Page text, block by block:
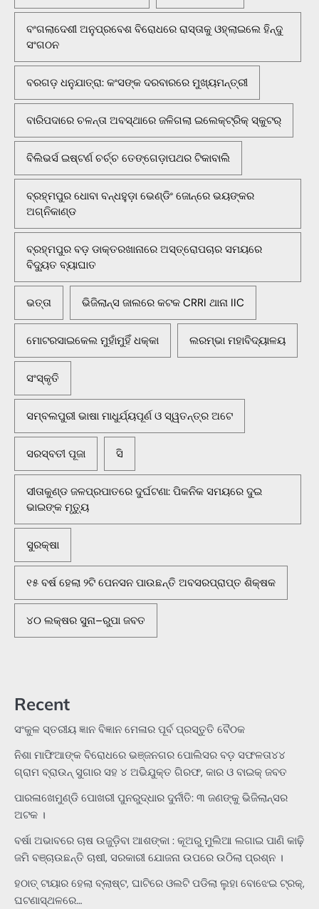
ବଂଗଲାଦେଶୀ ଅନୁପ୍ରବେଶ ବିରୋଧରେ ରାସ୍ତାକୁ ଓହ୍ଲାଇଲେ ହିନ୍ଦୁ
ସଂଗଠନ
ବରଗଡ଼ ଧନୁଯାତ୍ରା: କଂସଙ୍କ ଦରବାରରେ ମୁଖ୍ୟମନ୍ତ୍ରୀ
ବାରିପଦାରେ ଚଳନ୍ତା ଅବସ୍ଥାରେ ଜଳିଗଲା ଇଲେକ୍ଟ୍ରିକ୍ ସ୍କୁଟର୍
ବିଲିଭର୍ସ ଇଷ୍ଟର୍ଣ ଚର୍ଚ୍ଚ ତେଙ୍ଗେଡ଼ାପଥର ଟିକାବାଲି
ବ୍ରହ୍ମପୁର ଧୋବା ବନ୍ଧହୁଡ଼ା ଭେଣ୍ଡିଂ ଜୋନ୍‌ରେ ଭୟଙ୍କର
ଅଗ୍ନିକାଣ୍ଡ
ବ୍ରହ୍ମପୁର ବଡ଼ ଡାକ୍ତରଖାନାରେ ଅସ୍ତ୍ରୋପଚାର ସମୟରେ
ବିଦ୍ୟୁତ ବ୍ୟାଘାତ
ଭତ୍ତା ଭିଜିଲାନ୍ସ ଜାଲରେ କଟକ CRRI ଥାନା IIC
ମୋଟରସାଇକେଲ ମୁହାଁମୁହିଁ ଧକ୍କା ଲରମ୍ଭା ମହାବିଦ୍ୟାଳୟ
ସଂସ୍କୃତି
ସମ୍ବଲପୁରୀ ଭାଷା ମାଧୁର୍ଯ୍ୟପୂର୍ଣ ଓ ସ୍ୱତନ୍ତ୍ର ଅଟେ
ସରସ୍ବତୀ ପୂଜା ସି
ସୀତାକୁଣ୍ଡ ଜଳପ୍ରପାତରେ ଦୁର୍ଘଟଣା: ପିକନିକ ସମୟରେ ଦୁଇ
ଭାଇଙ୍କ ମୃତ୍ୟୁ
ସୁରକ୍ଷା
୧୫ ବର୍ଷ ହେଲା ୨ଟି ପେନସନ ପାଉଛନ୍ତି ଅବସରପ୍ରାପ୍ତ ଶିକ୍ଷକ
୪୦ ଲକ୍ଷର ସୁନା–ରୁପା ଜବତ
Recent
ସଂକୁଳ ସ୍ତରୀୟ ଜ୍ଞାନ ବିଜ୍ଞାନ ମେଳାର ପୂର୍ବ ପ୍ରସ୍ତୁତି ବୈଠକ
ନିଶା ମାଫିଆଙ୍କ ବିରୋଧରେ ଭଞ୍ଜନଗର ପୋଲିସର ବଡ଼ ସଫଳତା୪୪
ଗ୍ରାମ ବ୍ରାଉନ୍ ସୁଗାର ସହ ୪ ଅଭିଯୁକ୍ତ ଗିରଫ, କାର ଓ ବାଇକ୍ ଜବତ
ପାରଳାଖେମୁଣ୍ଡି ପୋଖରୀ ପୁନରୁଦ୍ଧାର ଦୁର୍ନୀତି: ୩ ଜଣଙ୍କୁ ଭିଜିଲାନ୍ସର
ଅଟକ ।
ବର୍ଷା ଅଭାବରେ ଚାଷ ଉଜୁଡ଼ିବା ଆଶଙ୍କା : କୂଅରୁ ମୁଲିଆ ଲଗାଇ ପାଣି କାଢ଼ି
ଜମି ବଞ୍ଚାଉଛନ୍ତି ଚାଷୀ, ସରକାରୀ ଯୋଜନା ଉପରେ ଉଠିଲା ପ୍ରଶ୍ନ ।
ହଠାତ୍‌ ଟାୟାର ହେଲା ବ୍ଲାଷ୍ଟ, ଘାଟିରେ ଓଲଟି ପଡିଲା ଲୁହା ବୋଝେଇ ଟ୍ରକ୍‌,
ଘଟଣାସ୍ଥଳରେ…